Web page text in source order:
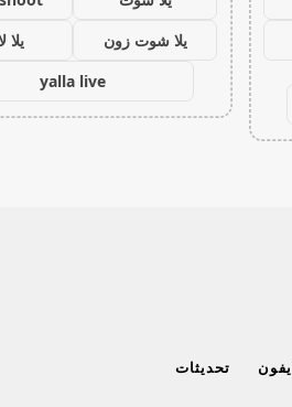
يلا شوت زون
يلا
yalla live
تحديثات